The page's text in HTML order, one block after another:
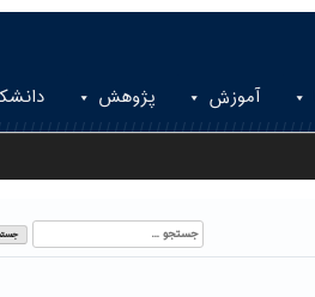
آموزش پژوهش
جستجو
برای: